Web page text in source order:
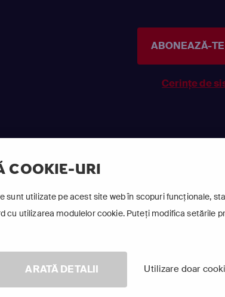
COOKIE-URI
sunt utilizate pe acest site web în scopuri funcționale,
cu utilizarea modulelor cookie. Puteți modifica
ARATĂ DETALII Utilizare doar
ABONEAZĂ-
Cerințe de
Rue Albert Borschette 4, L-1246